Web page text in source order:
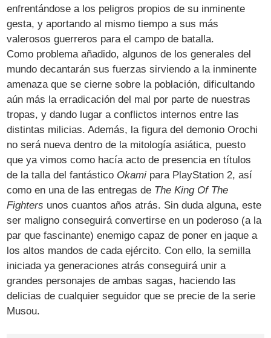
enfrentándose a los peligros propios de su inminente
gesta, y aportando al mismo tiempo a sus más
valerosos guerreros para el campo de batalla.
Como problema añadido, algunos de los generales del
mundo decantarán sus fuerzas sirviendo a la inminente
amenaza que se cierne sobre la población, dificultando
aún más la erradicación del mal por parte de nuestras
tropas, y dando lugar a conflictos internos entre las
distintas milicias. Además, la figura del demonio Orochi
no será nueva dentro de la mitología asiática, puesto
que ya vimos como hacía acto de presencia en títulos
de la talla del fantástico Okami para PlayStation 2, así
como en una de las entregas de The King Of The
Fighters unos cuantos años atrás. Sin duda alguna, este
ser maligno conseguirá convertirse en un poderoso (a la
par que fascinante) enemigo capaz de poner en jaque a
los altos mandos de cada ejército. Con ello, la semilla
iniciada ya generaciones atrás conseguirá unir a
grandes personajes de ambas sagas, haciendo las
delicias de cualquier seguidor que se precie de la serie
Musou.